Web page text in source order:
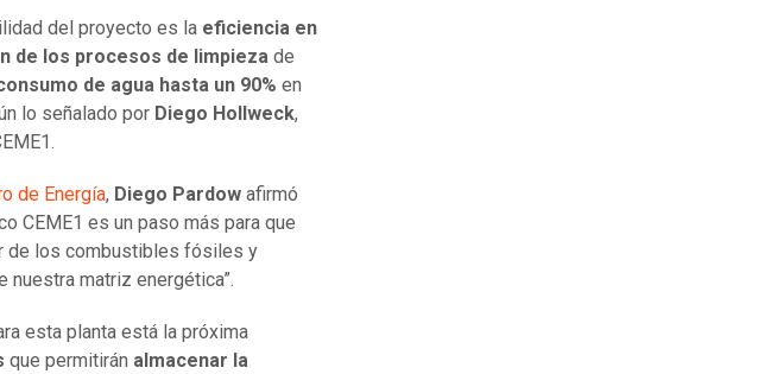
del proyecto es la eficiencia en
de los procesos de limpieza de
de agua hasta un 90% en
lo señalado por Diego Hollweck,
de Energía, Diego Pardow afirmó
CEME1 es un paso más para que
de los combustibles fósiles y
nuestra matriz energética”.
esta planta está la próxima
que permitirán almacenar la